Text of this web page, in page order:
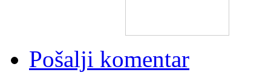
Pošalji komentar